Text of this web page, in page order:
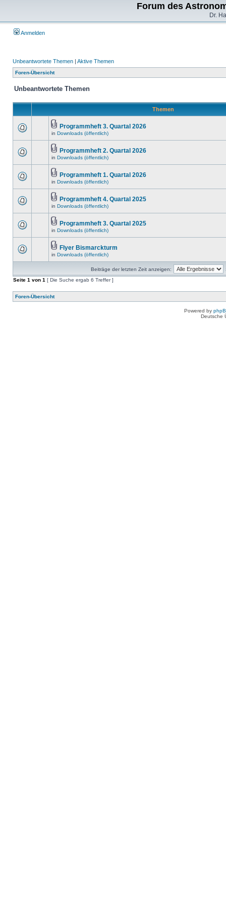
Forum des
Dr.
Anmelden
Unbeantwortete Themen | Aktive Themen
Foren-Übersicht
Unbeantwortete Themen
Themen
Programmheft 3. Quartal 2026
in Downloads (öffentlich)
Programmheft 2. Quartal 2026
in Downloads (öffentlich)
Programmheft 1. Quartal 2026
in Downloads (öffentlich)
Programmheft 4. Quartal 2025
in Downloads (öffentlich)
Programmheft 3. Quartal 2025
in Downloads (öffentlich)
Flyer Bismarckturm
in Downloads (öffentlich)
Beiträge der letzten Zeit anzeigen:
Seite 1 von 1 [ Die Suche ergab 6 Treffer ]
Foren-Übersicht
Powered by
Deutsche